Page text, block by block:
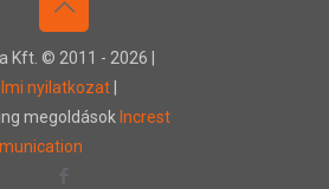
Kft. © 2011 - 2026 |
nyilatkozat
megoldások Increst